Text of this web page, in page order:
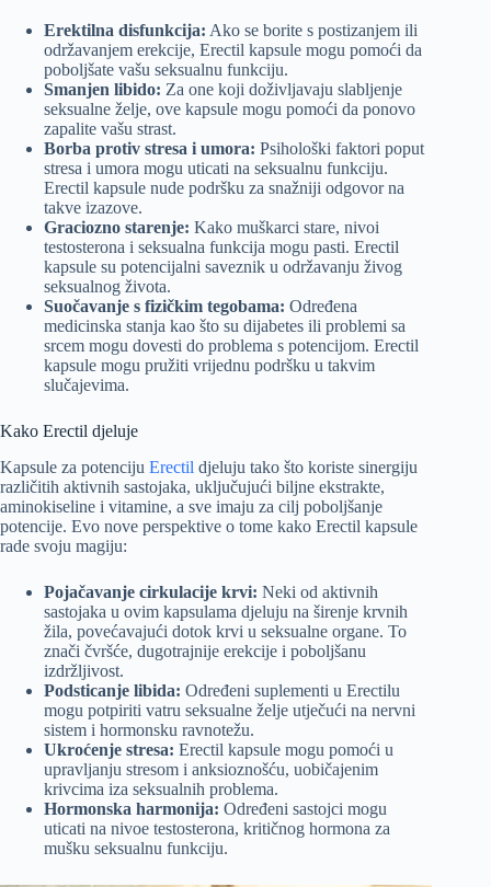
Erektilna disfunkcija: Ako se borite s postizanjem ili
održavanjem erekcije, Erectil kapsule mogu pomoći da
poboljšate vašu seksualnu funkciju.
Smanjen libido: Za one koji doživljavaju slabljenje
seksualne želje, ove kapsule mogu pomoći da ponovo
zapalite vašu strast.
Borba protiv stresa i umora: Psihološki faktori poput
stresa i umora mogu uticati na seksualnu funkciju.
Erectil kapsule nude podršku za snažniji odgovor na
takve izazove.
Graciozno starenje: Kako muškarci stare, nivoi
testosterona i seksualna funkcija mogu pasti. Erectil
kapsule su potencijalni saveznik u održavanju živog
seksualnog života.
Suočavanje s fizičkim tegobama: Određena
medicinska stanja kao što su dijabetes ili problemi sa
srcem mogu dovesti do problema s potencijom. Erectil
kapsule mogu pružiti vrijednu podršku u takvim
slučajevima.
Kako Erectil djeluje
Kapsule za potenciju Erectil djeluju tako što koriste sinergiju
različitih aktivnih sastojaka, uključujući biljne ekstrakte,
aminokiseline i vitamine, a sve imaju za cilj poboljšanje
potencije. Evo nove perspektive o tome kako Erectil kapsule
rade svoju magiju:
Pojačavanje cirkulacije krvi: Neki od aktivnih
sastojaka u ovim kapsulama djeluju na širenje krvnih
žila, povećavajući dotok krvi u seksualne organe. To
znači čvršće, dugotrajnije erekcije i poboljšanu
izdržljivost.
Podsticanje libida: Određeni suplementi u Erectilu
mogu potpiriti vatru seksualne želje utječući na nervni
sistem i hormonsku ravnotežu.
Ukroćenje stresa: Erectil kapsule mogu pomoći u
upravljanju stresom i anksioznošću, uobičajenim
krivcima iza seksualnih problema.
Hormonska harmonija: Određeni sastojci mogu
uticati na nivoe testosterona, kritičnog hormona za
mušku seksualnu funkciju.